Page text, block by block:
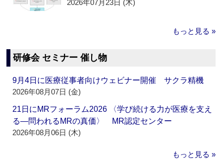
2026年07月23日 (木)
もっと見る »
研修会 セミナー 催し物
9月4日に医療従事者向けウェビナー開催 サクラ精機
2026年08月07日 (金)
21日にMRフォーラム2026 〈学び続ける力が医療を支え
る―問われるMRの真価〉 MR認定センター
2026年08月06日 (木)
もっと見る »